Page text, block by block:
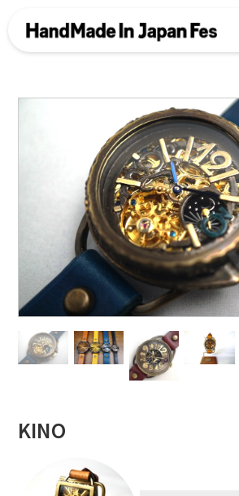
Photo Gallery
中文
KINO